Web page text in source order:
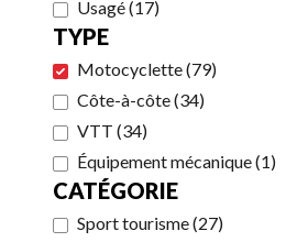
Usagé(17)
TYPE
Motocyclette(79)
Côte-à-côte(34)
VTT (34)
Équipement mécanique(1)
CATÉGORIE
Sport tourisme(27)